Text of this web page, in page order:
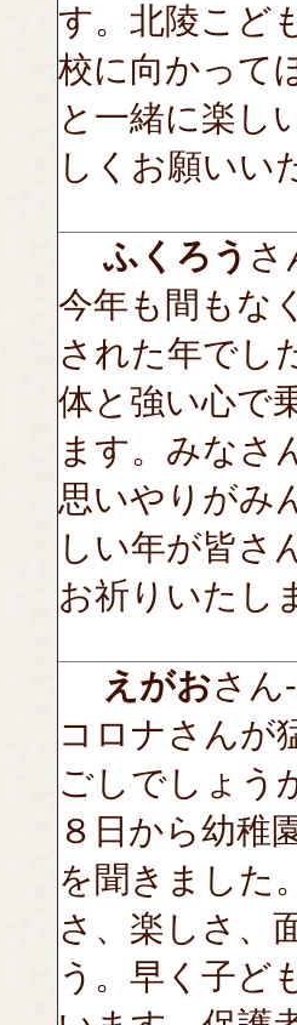
す。北陵こど
校に向かって
と一緒に楽し
しくお願いい
ふくろう さ
今年も間もな
された年でし
体と強い心で
ます。みなさ
思いやりがみ
しい年が皆さ
お祈りいたし
えがおさん
コロナさんが
ごしでしょう
８日から幼稚
を聞きました
さ、楽しさ、
う。早く子ど